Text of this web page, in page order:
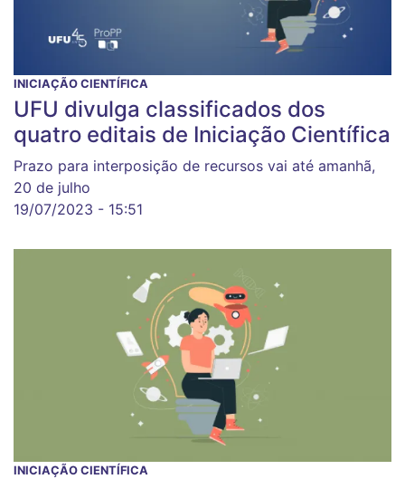
INICIAÇÃO CIENTÍFICA
UFU divulga classificados dos
quatro editais de Iniciação Científica
Prazo para interposição de recursos vai até amanhã,
20 de julho
19/07/2023 - 15:51
INICIAÇÃO CIENTÍFICA